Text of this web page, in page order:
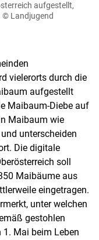
aufgestellt,
© Landjugend
vielerorts durch die
aufgestellt
Maibaum-Diebe auf
Maibaum wie
unterscheiden
Die digitale
soll
Maibäume aus
eingetragen.
unter welchen
gestohlen
Mai beim Leben